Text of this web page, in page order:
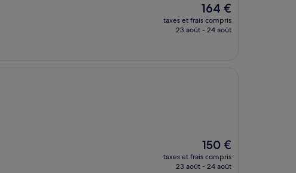
Le
nouveau
prix
164 €
taxes et frais compris
23 août - 24 août
Le
nouveau
prix
150 €
taxes et frais compris
23 août - 24 août